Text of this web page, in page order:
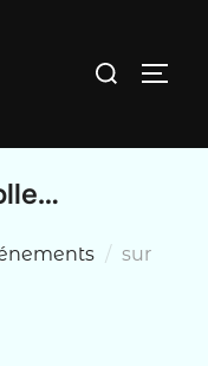
Rechercher :
sur